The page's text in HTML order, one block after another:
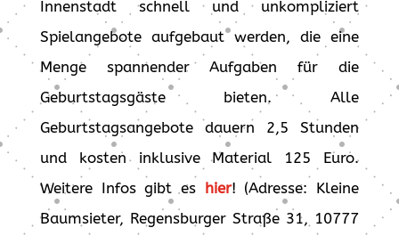
Innenstadt schnell und unkompliziert
Spielangebote aufgebaut werden, die eine
Menge spannender Aufgaben für die
Geburtstagsgäste bieten. Alle
Geburtstagsangebote dauern 2,5 Stunden
und kosten inklusive Material 125 Euro.
Weitere Infos gibt es hier! (Adresse: Kleine
Baumsieter, Regensburger Straße 31, 10777